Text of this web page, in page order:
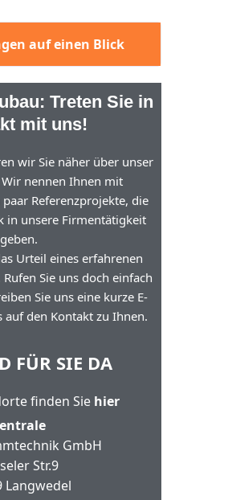
auf einen Blick
Treten Sie in
mit uns!
wir Sie näher über unser
nennen Ihnen mit
Referenzprojekte, die
in unsere Firmentätigkeit
geben.
Urteil eines erfahrenen
Sie uns doch einfach
Sie uns eine kurze E-
den Kontakt zu Ihnen.
FÜR SIE DA
finden Sie hier
GmbH
Str.9
Langwedel